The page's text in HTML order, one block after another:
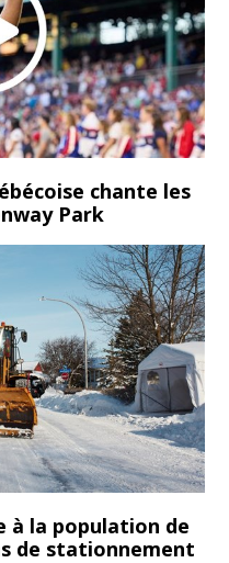
chante les
Park
à la population de
de stationnement